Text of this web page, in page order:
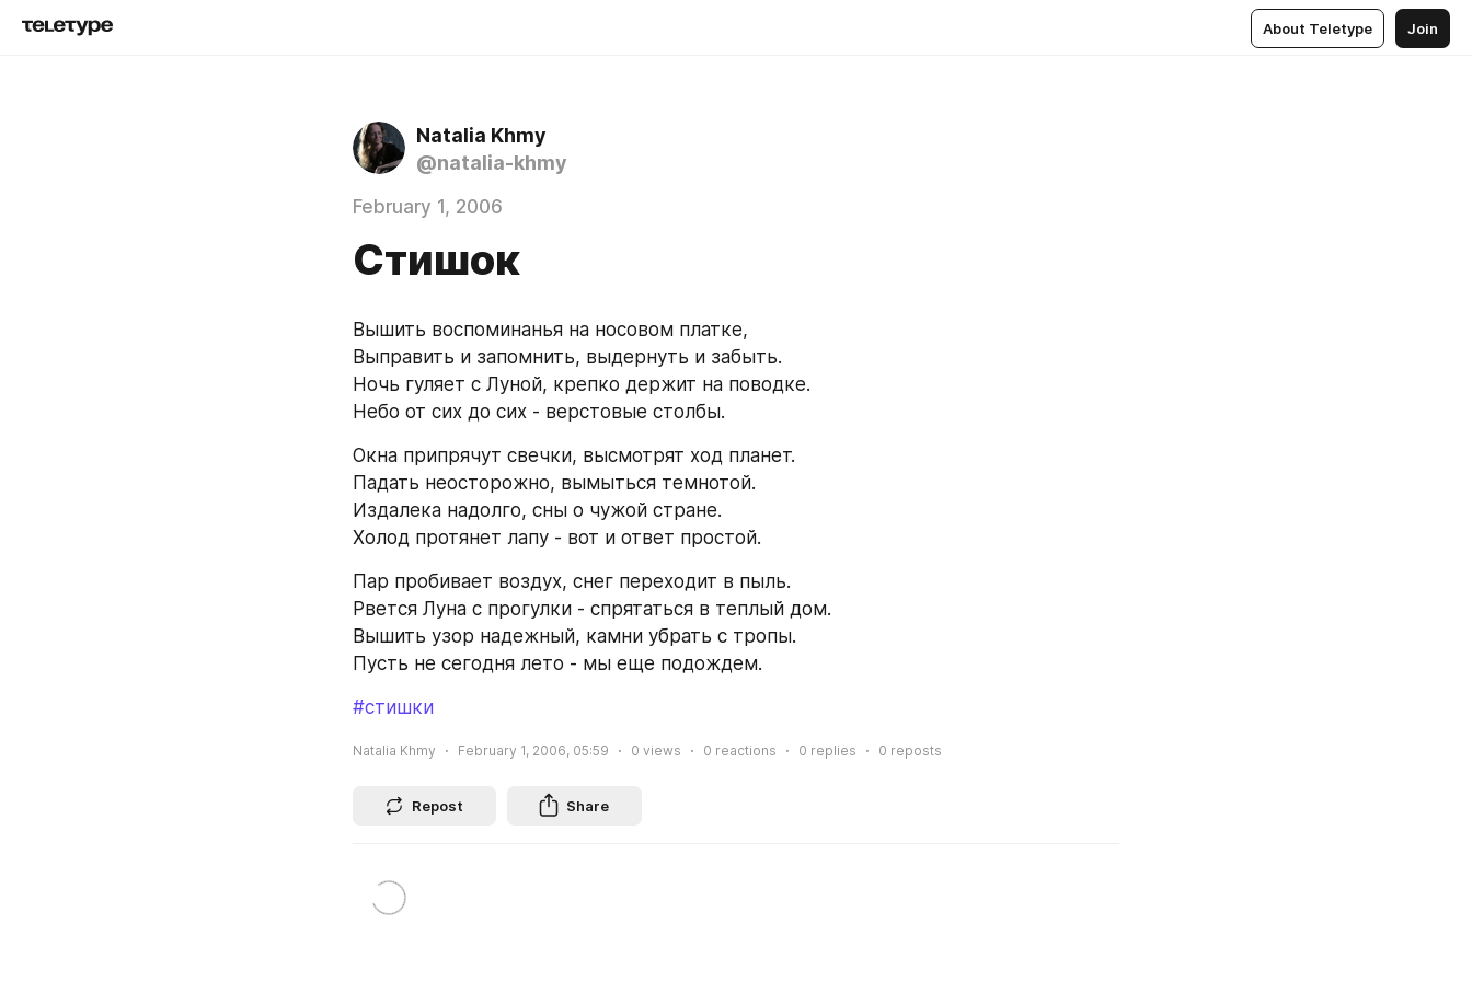
About Teletype Join
Natalia Khmy
@natalia-khmy
February 1, 2006
Стишок
Вышить воспоминанья на носовом платке,
Выправить и запомнить, выдернуть и забыть.
Ночь гуляет с Луной, крепко держит на поводке.
Небо от сих до сих - верстовые столбы.
Окна припрячут свечки, высмотрят ход планет.
Падать неосторожно, вымыться темнотой.
Издалека надолго, сны о чужой стране.
Холод протянет лапу - вот и ответ простой.
Пар пробивает воздух, снег переходит в пыль.
Рвется Луна с прогулки - спрятаться в теплый дом.
Вышить узор надежный, камни убрать с тропы.
Пусть не сегодня лето - мы еще подождем.
#стишки
Natalia Khmy February 1, 2006, 05:59 0 views 0 reactions 0 replies 0 reposts
Repost Share